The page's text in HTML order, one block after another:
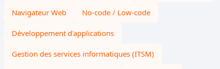
Navigateur Web No-code / Low-code
Développement d'applications
Gestion des services informatiques (ITSM)